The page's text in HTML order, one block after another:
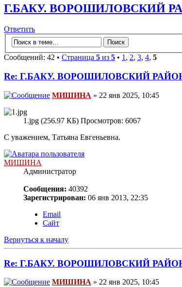
Г.БАКУ. ВОРОШИЛОВСКИЙ
Ответить
Сообщений: 42 • Страница 5 из 5 • 1, 2, 3, 4, 5
Re: Г.БАКУ. ВОРОШИЛОВСКИЙ
МИШИНА » 22 янв 2025, 10:45
1.jpg (256.97 КБ) Просмотров: 6067
С уважением, Татьяна Евгеньевна.
МИШИНА
Администратор
Сообщения: 40392
Зарегистрирован: 06 янв 2013, 22:35
Email
Сайт
Вернуться к началу
Re: Г.БАКУ. ВОРОШИЛОВСКИЙ
МИШИНА » 22 янв 2025, 10:45